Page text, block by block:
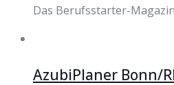
Das Berufsstarter-Magazin
AzubiPlaner Bonn/